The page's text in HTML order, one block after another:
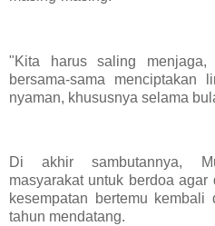
"Kita harus saling menjaga,
bersama-sama menciptakan
nyaman, khususnya selama
Di akhir sambutannya,
masyarakat untuk berdoa
kesempatan bertemu
tahun mendatang.